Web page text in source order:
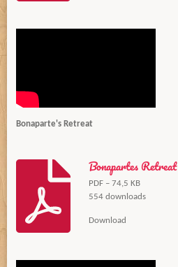
Bonaparte's Retreat
Bonapartes Retreat
PDF – 74,5 KB
554 downloads
Download